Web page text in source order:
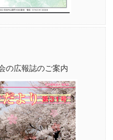
の広報誌のご案内